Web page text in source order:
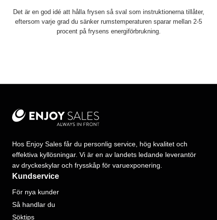
Det är en god idé att hålla frysen så sval som instruktionerna tillåter,
eftersom varje grad du sänker rumstemperaturen sparar mellan 2-5
procent på frysens energiförbrukning.
Hos Enjoy Sales får du personlig service, hög kvalitet och
effektiva kyllösningar. Vi är en av landets ledande leverantör
av dryckeskylar och frysskåp för varuexponering.
Kundservice
För nya kunder
Så handlar du
Söktips